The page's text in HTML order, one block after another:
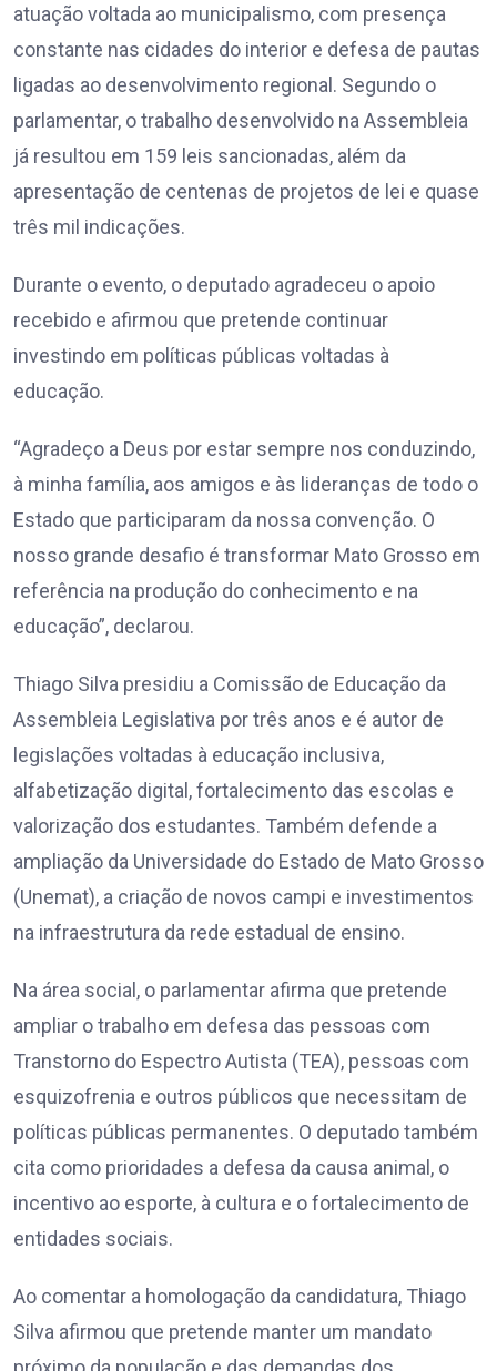
atuação voltada ao municipalismo, com presença
constante nas cidades do interior e defesa de pautas
ligadas ao desenvolvimento regional. Segundo o
parlamentar, o trabalho desenvolvido na Assembleia
já resultou em 159 leis sancionadas, além da
apresentação de centenas de projetos de lei e quase
três mil indicações.
Durante o evento, o deputado agradeceu o apoio
recebido e afirmou que pretende continuar
investindo em políticas públicas voltadas à
educação.
“Agradeço a Deus por estar sempre nos conduzindo,
à minha família, aos amigos e às lideranças de todo o
Estado que participaram da nossa convenção. O
nosso grande desafio é transformar Mato Grosso em
referência na produção do conhecimento e na
educação”, declarou.
Thiago Silva presidiu a Comissão de Educação da
Assembleia Legislativa por três anos e é autor de
legislações voltadas à educação inclusiva,
alfabetização digital, fortalecimento das escolas e
valorização dos estudantes. Também defende a
ampliação da Universidade do Estado de Mato Grosso
(Unemat), a criação de novos campi e investimentos
na infraestrutura da rede estadual de ensino.
Na área social, o parlamentar afirma que pretende
ampliar o trabalho em defesa das pessoas com
Transtorno do Espectro Autista (TEA), pessoas com
esquizofrenia e outros públicos que necessitam de
políticas públicas permanentes. O deputado também
cita como prioridades a defesa da causa animal, o
incentivo ao esporte, à cultura e o fortalecimento de
entidades sociais.
Ao comentar a homologação da candidatura, Thiago
Silva afirmou que pretende manter um mandato